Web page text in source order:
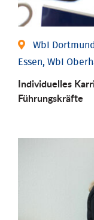
WbI
Essen, WbI
Individu­elles
Führungs­kräfte